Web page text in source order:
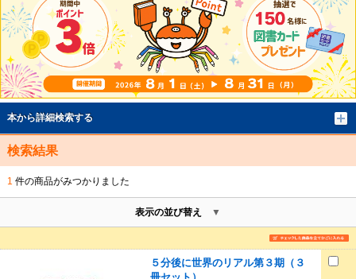
本から詳細検索する
検索結果
1 件の商品がみつかりました
表示の並び替え
５分後に世界のリアル第３期（３